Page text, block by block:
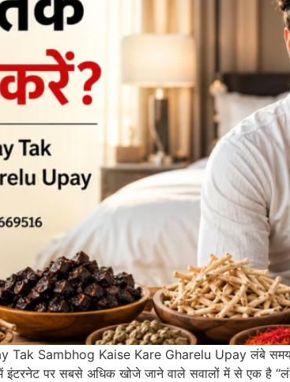
Tak Sambhog Kaise Kare Gharelu Upay लंबे
पर सबसे अधिक खोजे जाने वाले सवालों में से एक है “लंबे